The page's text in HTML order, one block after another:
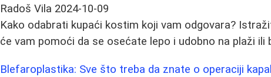
Radoš Vila 2024-10-09
Kako odabrati kupaći kostim koji vam odgovara?
će vam pomoći da se osećate lepo i udobno na plaži ili
Blefaroplastika: Sve što treba da znate o operaciji